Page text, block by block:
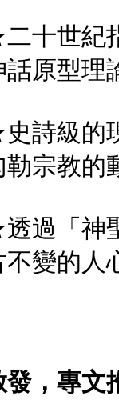
世紀指
話原型理
級的現
勒宗教的
「神聖
不變的人
發，專文